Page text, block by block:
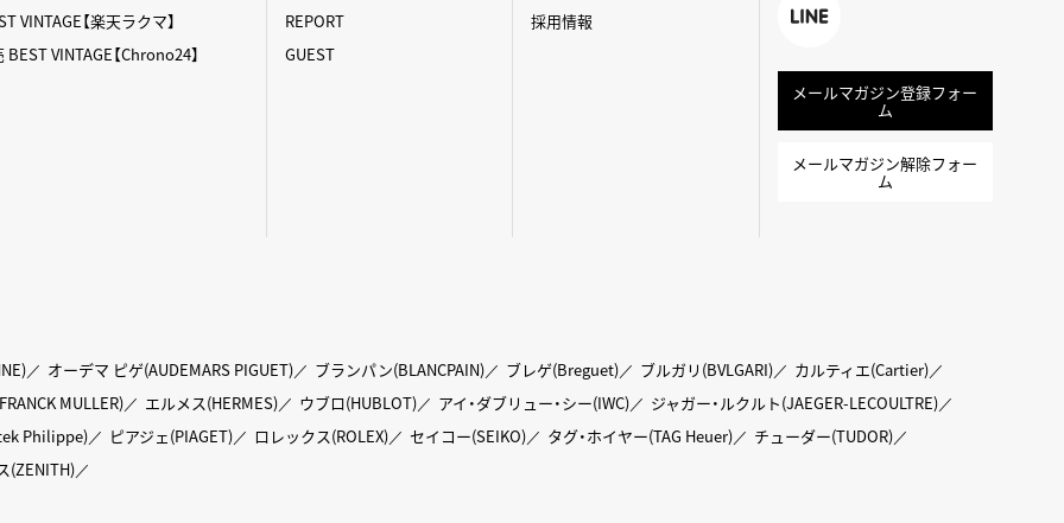
VINTAGE【楽天ラクマ】
VINTAGE【Chrono24】
REPORT
GUEST
採用情報
メールマガジン登録フォー
ム
メールマガジン解除フォー
ム
オーデマ ピゲ(AUDEMARS PIGUET) ブランパン(BLANCPAIN) ブレゲ(Breguet) ブルガリ(BVLGARI)
カルティエ(Cartier)
MULLER)
エルメス(HERMES) ウブロ(HUBLOT) アイ・ダブリュー・シー(IWC)
ジャガー・ルクルト(JAEGER-LECOULTRE)
Philippe)
ピアジェ(PIAGET) ロレックス(ROLEX) セイコー(SEIKO) タグ・ホイヤー(TAG Heuer)
チューダー(TUDOR)
(ZENITH)